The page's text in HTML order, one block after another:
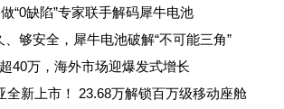
“0缺陷”专家联手解码犀牛电池
够安全，犀牛电池破解“不可能三角”
40万，海外市场迎爆发式增长
全新上市！ 23.68万解锁百万级移动座舱